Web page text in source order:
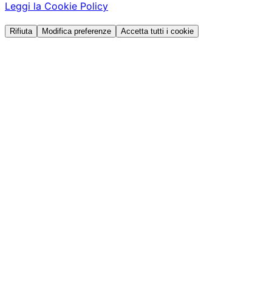
Leggi la Cookie Policy
Rifiuta Modifica preferenze Accetta tutti i cookie